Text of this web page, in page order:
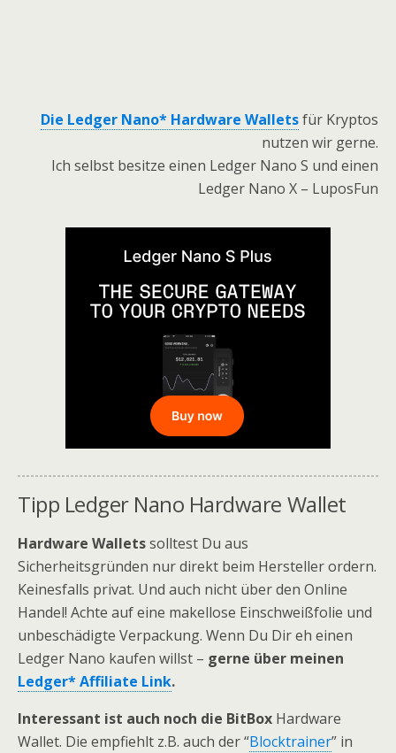
Die Ledger Nano* Hardware Walletsfür Kryptos
nutzen wir gerne.
Ich selbst besitze einen Ledger Nano S und einen
Ledger Nano X – LuposFun
Tipp Ledger Nano Hardware Wallet
Hardware Walletssolltest Du aus
Sicherheitsgründen nur direkt beim Hersteller ordern.
Keinesfalls privat. Und auch nicht über den Online
Handel! Achte auf eine makellose Einschweißfolie und
unbeschädigte Verpackung. Wenn Du Dir eh einen
Ledger Nano kaufen willst – gerne über meinen
Ledger* Affiliate Link.
Interessant ist auch noch die BitBox Hardware
Wallet. Die empfiehlt z.B. auch der “Blocktrainer” in